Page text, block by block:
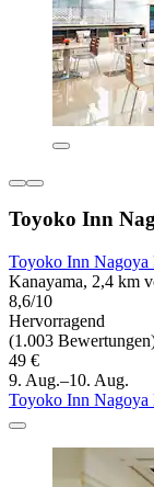
Toyoko Inn
Toyoko Inn Nagoya
Kanayama, 2,4 km
8,6/10
Hervorragend
(1.003
49 €
9. Aug.–10. Aug.
Toyoko Inn Nagoya